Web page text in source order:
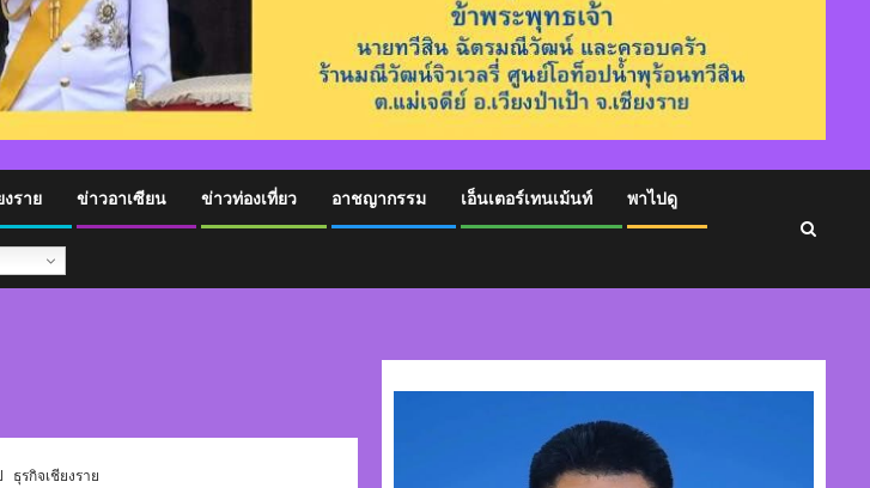
งราย ข่าวอาเซียน ข่าวท่องเที่ยว อาชญากรรม เอ็นเตอร์เทนเม้นท์ พาไปดู
ธุรกิจเชียงราย